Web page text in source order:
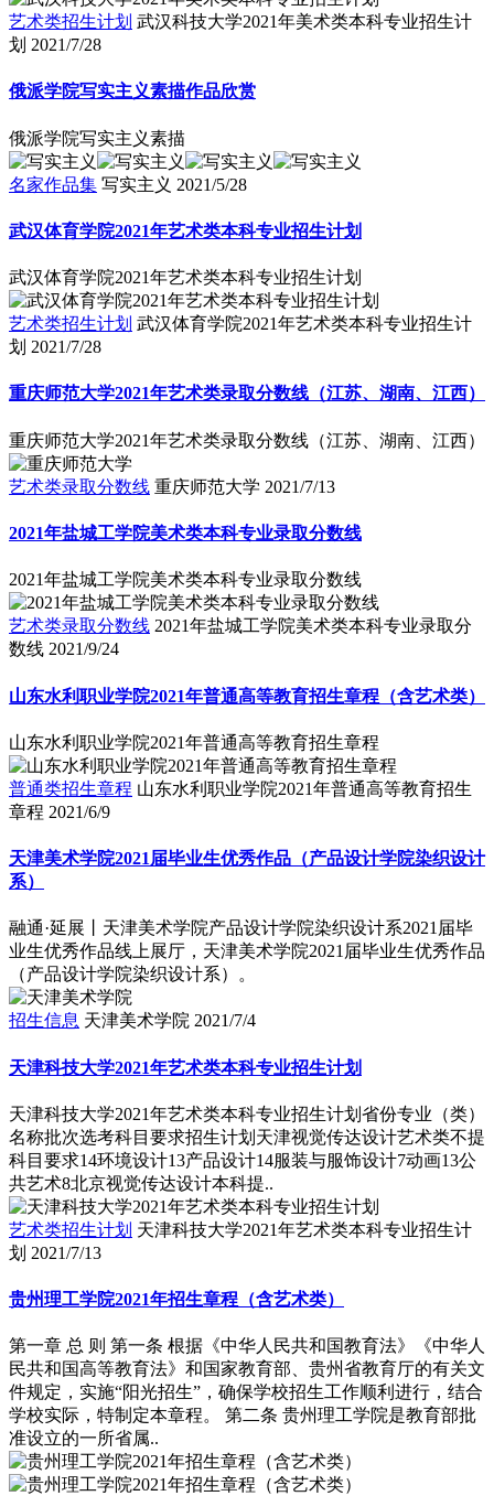
艺术类招生计划 武汉科技大学2021年美术类本科专业招生计
划 2021/7/28
俄派学院写实主义素描作品欣赏
俄派学院写实主义素描
名家作品集 写实主义 2021/5/28
武汉体育学院2021年艺术类本科专业招生计划
武汉体育学院2021年艺术类本科专业招生计划
艺术类招生计划 武汉体育学院2021年艺术类本科专业招生计
划 2021/7/28
重庆师范大学2021年艺术类录取分数线（江苏、湖南、江西）
重庆师范大学2021年艺术类录取分数线（江苏、湖南、江西）
艺术类录取分数线 重庆师范大学 2021/7/13
2021年盐城工学院美术类本科专业录取分数线
2021年盐城工学院美术类本科专业录取分数线
艺术类录取分数线 2021年盐城工学院美术类本科专业录取分
数线 2021/9/24
山东水利职业学院2021年普通高等教育招生章程（含艺术类）
山东水利职业学院2021年普通高等教育招生章程
普通类招生章程 山东水利职业学院2021年普通高等教育招生
章程 2021/6/9
天津美术学院2021届毕业生优秀作品（产品设计学院染织设计
系）
融通·延展丨天津美术学院产品设计学院染织设计系2021届毕
业生优秀作品线上展厅，天津美术学院2021届毕业生优秀作品
（产品设计学院染织设计系）。
招生信息 天津美术学院 2021/7/4
天津科技大学2021年艺术类本科专业招生计划
天津科技大学2021年艺术类本科专业招生计划省份专业（类）
名称批次选考科目要求招生计划天津视觉传达设计艺术类不提
科目要求14环境设计13产品设计14服装与服饰设计7动画13公
共艺术8北京视觉传达设计本科提..
艺术类招生计划 天津科技大学2021年艺术类本科专业招生计
划 2021/7/13
贵州理工学院2021年招生章程（含艺术类）
第一章 总 则 第一条 根据《中华人民共和国教育法》《中华人
民共和国高等教育法》和国家教育部、贵州省教育厅的有关文
件规定，实施“阳光招生”，确保学校招生工作顺利进行，结合
学校实际，特制定本章程。 第二条 贵州理工学院是教育部批
准设立的一所省属..